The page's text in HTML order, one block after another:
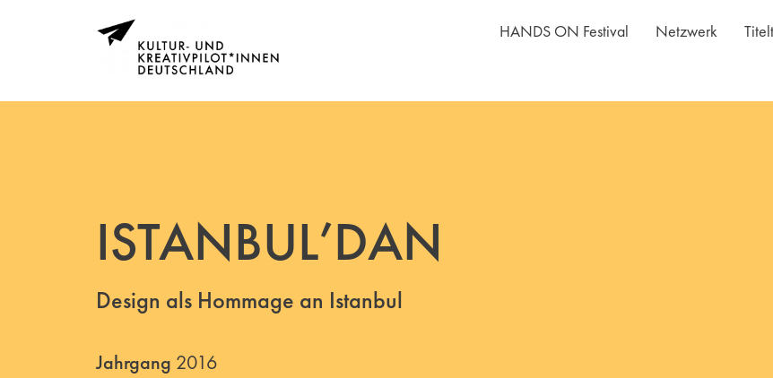
HANDS ON Festival Netzwerk
ISTANBUL’DAN
Design als Hommage an Istanbul
Jahrgang 2016